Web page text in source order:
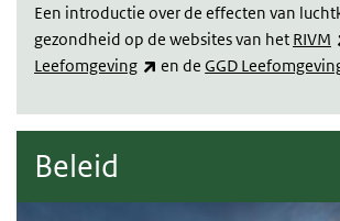
Een introductie over de effecten van
gezondheid op de websites van het RIVM
Leefomgeving
(link is external)
en deGGD
Beleid